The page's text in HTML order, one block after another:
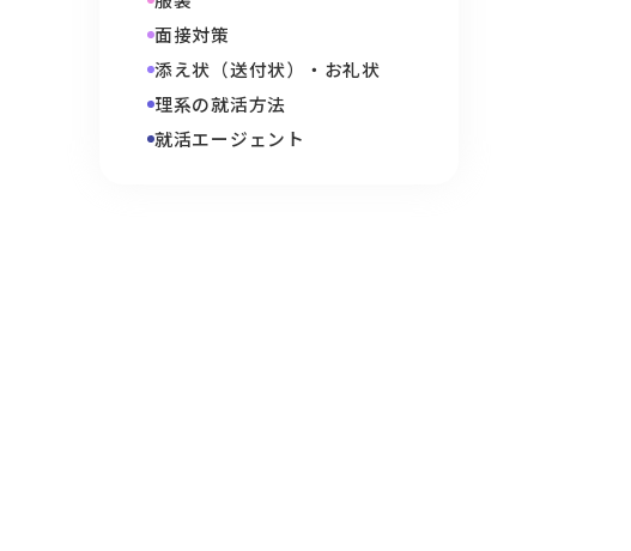
面接対策
添え状（送付状）・お礼状
理系の就活方法
就活エージェント